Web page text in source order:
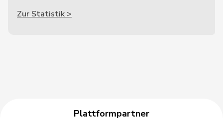
Zur Statistik >
Plattformpartner